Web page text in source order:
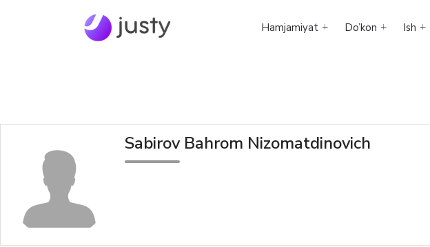
Hamjamiyat Do’kon Ish
Sabirov Bahrom Nizomatdinovich